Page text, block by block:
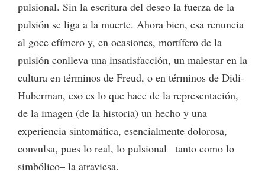
pulsional. Sin la escritura del deseo la fuerza de la
pulsión se liga a la muerte. Ahora bien, esa renuncia
al goce efímero y, en ocasiones, mortífero de la
pulsión conlleva una insatisfacción, un malestar en la
cultura en términos de Freud, o en términos de Didi-
Huberman, eso es lo que hace de la representación,
de la imagen (de la historia) un hecho y una
experiencia sintomática, esencialmente dolorosa,
convulsa, pues lo real, lo pulsional –tanto como lo
simbólico– la atraviesa.